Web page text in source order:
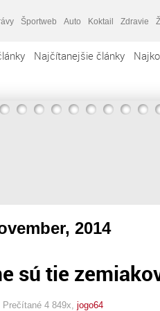
Športweb Auto Koktail Zdravie
Najčítanejšie články
2014
sú tie
4 849x, jogo64